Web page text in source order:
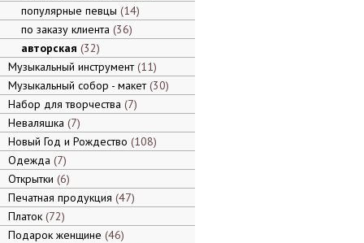
популярные певцы 14
по заказу клиента 36
авторская 32
Музыкальный инструмент 11
Музыкальный собор - макет 30
Набор для творчества 7
Неваляшка 7
Новый Год и Рождество 108
Одежда 7
Открытки 6
Печатная продукция 47
Платок 72
Подарок женщине 46